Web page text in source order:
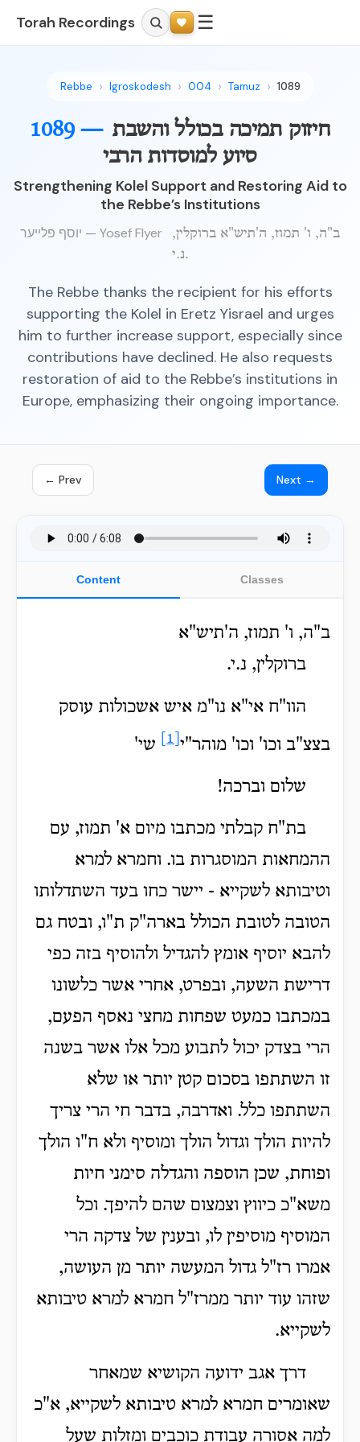
Torah Recordings ☰
Rebbe Igroskodesh 004 Tamuz 1089
1089 — חיזוק תמיכה בכולל והשבת
סיוע למוסדות הרבי
Strengthening Kolel Support and Restoring Aid to
the Rebbe’s Institutions
יוסף פלייער — Yosef Flyer
ב"ה, ו' תמוז, ה'תיש"א ברוקלין,
נ.י.
The Rebbe thanks the recipient for his efforts
supporting the Kolel in Eretz Yisrael and urges
him to further increase support, especially since
contributions have declined. He also requests
restoration of aid to the Rebbe’s institutions in
Europe, emphasizing their ongoing importance.
← Prev Next →
Content Classes
ב"ה, ו' תמוז, ה'תיש"א
ברוקלין, נ.י.
הוו"ח אי"א נו"מ איש אשכולות עוסק
בצצ"ב וכו' וכו' מוהר"י שי'
שלום וברכה!
בת"ח קבלתי מכתבו מיום א' תמוז, עם
ההמחאות המוסגרות בו. וחמרא למרא
וטיבותא לשקייא - יישר כחו בעד השתדלותו
הטובה לטובת הכולל בארה"ק ת"ו, ובטח גם
להבא יוסיף אומץ להגדיל ולהוסיף בזה כפי
דרישת השעה, ובפרט, אחרי אשר כלשונו
במכתבו כמעט שפחות מחצי נאסף הפעם,
הרי בצדק יכול לתבוע מכל אלו אשר בשנה
זו השתתפו בסכום קטן יותר או שלא
השתתפו כלל. ואדרבה, בדבר חי הרי צריך
להיות הולך וגדול הולך ומוסיף ולא ח"ו הולך
ופוחת, שכן הוספה והגדלה סימני חיות
משא"כ כיווץ וצמצום שהם להיפך. וכל
המוסיף מוסיפין לו, ובענין של צדקה הרי
אמרו רז"ל גדול המעשה יותר מן העושה,
שזהו עוד יותר ממרז"ל חמרא למרא טיבותא
לשקייא.
דרך אגב ידועה הקושיא שמאחר
שאומרים חמרא למרא טיבותא לשקייא, א"כ
למה אסורה עבודת כוכבים ומזלות שעל